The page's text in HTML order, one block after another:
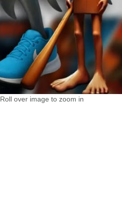
Roll over image to zoom in